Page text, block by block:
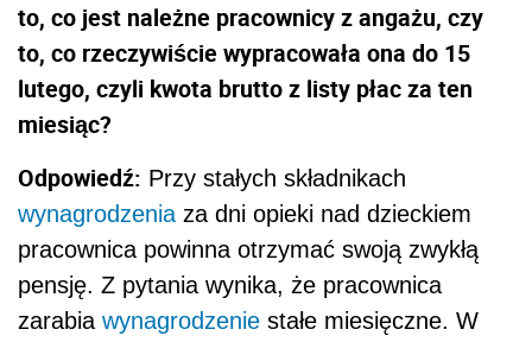
to, co jest należne pracownicy z angażu, czy
to, co rzeczywiście wypracowała ona do 15
lutego, czyli kwota brutto z listy płac za ten
miesiąc?
Odpowiedź: Przy stałych składnikach
wynagrodzeniaza dni opieki nad dzieckiem
pracownica powinna otrzymać swoją zwykłą
pensję. Z pytania wynika, że pracownica
zarabia wynagrodzenie stałe miesięczne. W